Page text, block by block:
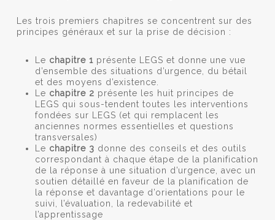
Les trois premiers chapitres se concentrent sur des
principes généraux et sur la prise de décision :
Le chapitre 1 présente LEGS et donne une vue
d’ensemble des situations d’urgence, du bétail
et des moyens d’existence.
Le chapitre 2 présente les huit principes de
LEGS qui sous-tendent toutes les interventions
fondées sur LEGS (et qui remplacent les
anciennes normes essentielles et questions
transversales)
Le chapitre 3 donne des conseils et des outils
correspondant à chaque étape de la planification
de la réponse à une situation d’urgence, avec un
soutien détaillé en faveur de la planification de
la réponse et davantage d’orientations pour le
suivi, l’évaluation, la redevabilité et
l’apprentissage